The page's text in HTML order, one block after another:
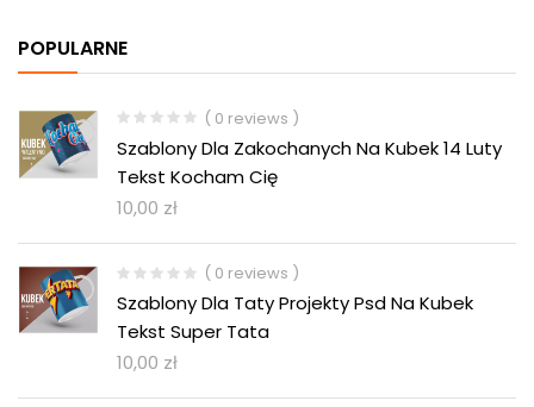
POPULARNE
( 0 reviews )
Szablony Dla Zakochanych Na Kubek 14 Luty
Tekst Kocham Cię
10,00 zł
( 0 reviews )
Szablony Dla Taty Projekty Psd Na Kubek
Tekst Super Tata
10,00 zł